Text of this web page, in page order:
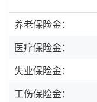
养老保险金：
医疗保险金：
失业保险金：
工伤保险金：